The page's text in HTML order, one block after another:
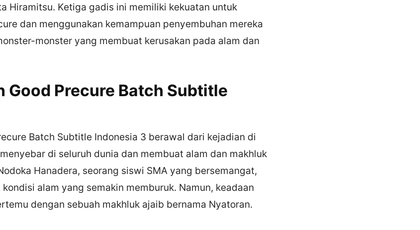
Hiramitsu. Ketiga gadis ini memiliki kekuatan untuk
dan menggunakan kemampuan penyembuhan mereka
monster yang membuat kerusakan pada alam dan
Good Precure Batch Subtitle
Batch Subtitle Indonesia 3 berawal dari kejadian di
di seluruh dunia dan membuat alam dan makhluk
Hanadera, seorang siswi SMA yang bersemangat,
alam yang semakin memburuk. Namun, keadaan
dengan sebuah makhluk ajaib bernama Nyatoran.